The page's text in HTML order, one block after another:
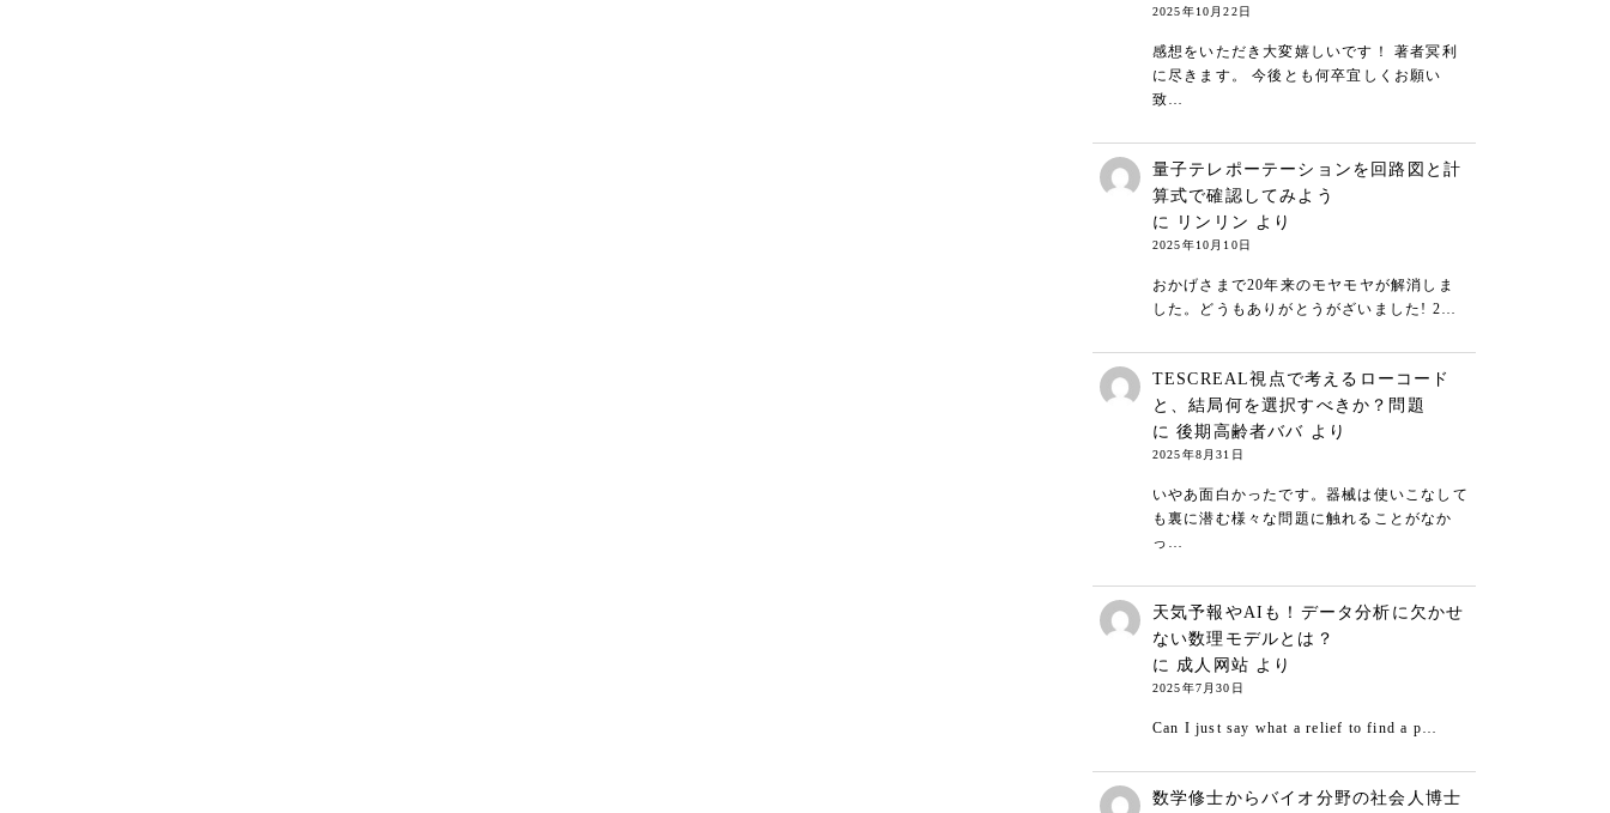
2025年10月22日
感想をいただき大変嬉しいです！ 著者冥利
に尽きます。 今後とも何卒宜しくお願い
致…
量子テレポーテーションを回路図と計
算式で確認してみよう
に
リンリン より
2025年10月10日
おかげさまで20年来のモヤモヤが解消しま
した。どうもありがとうがざいました! 2…
TESCREAL視点で考えるローコード
と、結局何を選択すべきか？問題
に後期高齢者ババ より
2025年8月31日
いやあ面白かったです。器械は使いこなして
も裏に潜む様々な問題に触れることがなか
っ…
天気予報やAIも！データ分析に欠かせ
ない数理モデルとは？
に 成人网站 より
2025年7月30日
Can I just say what a relief to find a p…
数学修士からバイオ分野の社会人博士